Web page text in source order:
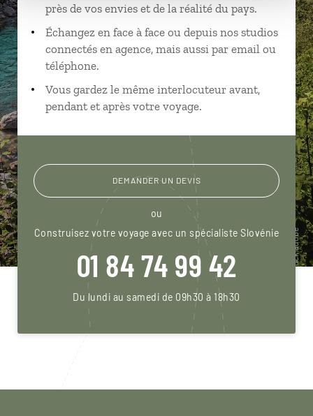
près de vos envies et de la réalité du pays.
Échangez en face à face ou depuis nos studios
connectés en agence, mais aussi par email ou
téléphone.
Vous gardez le même interlocuteur avant,
pendant et après votre voyage.
DEMANDER UN DEVIS
ou
Construisez votre voyage avec un spécialiste Slovénie
01 84 74 99 42
Du lundi au samedi de 09h30 à 18h30